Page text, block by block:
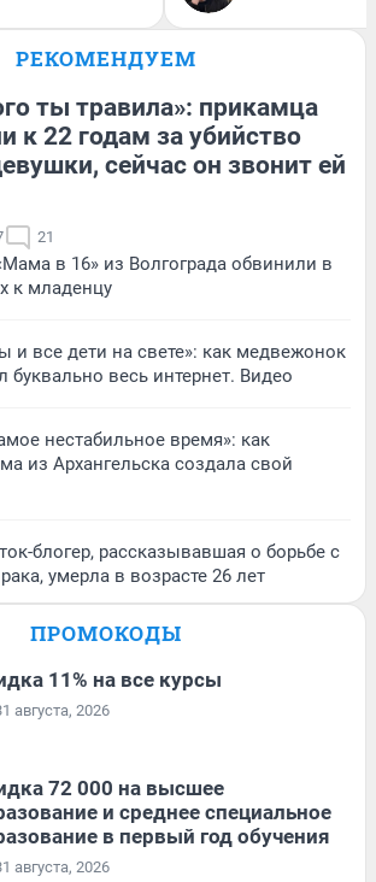
РЕКОМЕНДУЕМ
ты травила»: прикамца
к 22 годам за убийство
сейчас он звонит ей
21
в 16» из Волгограда обвинили в
к младенцу
и все дети на свете»: как медвежонок
весь интернет. Видео
нестабильное время»: как
из Архангельска создала свой
блогер, рассказывавшая о борьбе с
умерла в возрасте 26 лет
ПРОМОКОДЫ
11% на все курсы
августа, 2026
72 000 на высшее
и среднее специальное
в первый год обучения
августа, 2026